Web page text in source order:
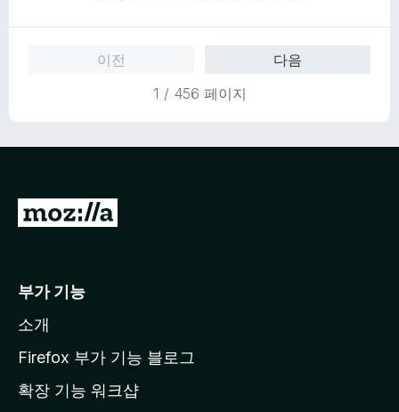
이전
다음
1 / 456 페이지
M
l
a
페
부가 기능
소개
Firefox 부가 기능 블로그
확장 기능 워크샵